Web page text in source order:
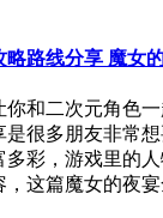
略路线分享 魔女
你和二次元角色
是很多朋友非常
彩，游戏里的
，这篇魔女的夜